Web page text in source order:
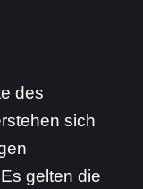
des
sich
gelten die